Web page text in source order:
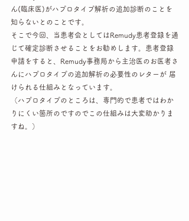
ん(臨床医)がハプロタイプ解析の追加診断のことを
知らないとのことです。
そこで今回、当患者会としてはRemudy患者登録を通
じて確定診断させることをお勧めします。患者登録
申請をすると、Remudy事務局から主治医のお医者さ
んにハプロタイプの追加解析の必要性のレターが 届
けられる仕組みとなっています。
（ハプロタイプのところは、専門的で患者ではわか
りにくい箇所のですのでこの仕組みは大変助かりま
すね。）